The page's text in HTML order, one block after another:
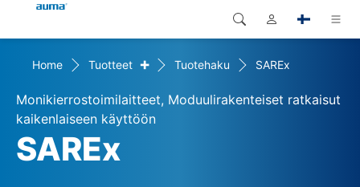
Tuotteet
Ratkaisut
Dokumentit
Global
Eurooppa
Aasia ja Tyynen valtameren
Haku
Home Tuotteet + Tuotehaku SAREx
Monikierrostoimilaitteet, Moduulirakenteiset ratkaisut
kaikenlaiseen käyttöön
SAREx